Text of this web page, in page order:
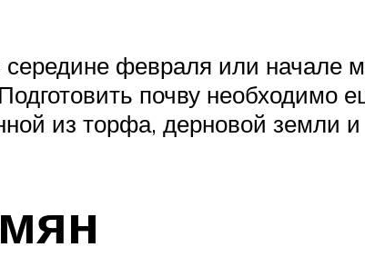
февраля или начале
почву
из торфа, дерновой земли